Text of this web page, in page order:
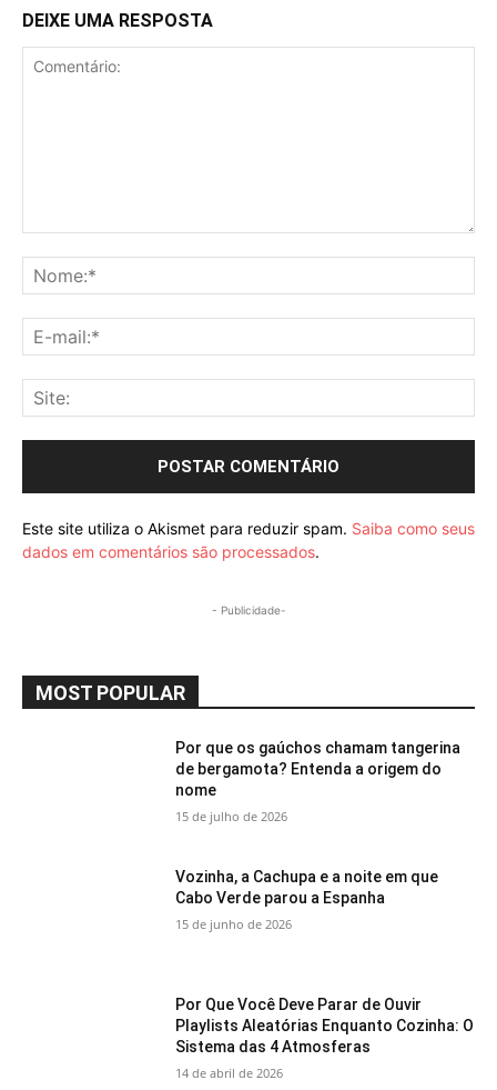
DEIXE UMA RESPOSTA
Este site utiliza o Akismet para reduzir spam. Saiba como seus
dados em comentários são processados.
- Publicidade-
MOST POPULAR
Por que os gaúchos chamam tangerina
de bergamota? Entenda a origem do
nome
15 de julho de 2026
Vozinha, a Cachupa e a noite em que
Cabo Verde parou a Espanha
15 de junho de 2026
Por Que Você Deve Parar de Ouvir
Playlists Aleatórias Enquanto Cozinha: O
Sistema das 4 Atmosferas
14 de abril de 2026